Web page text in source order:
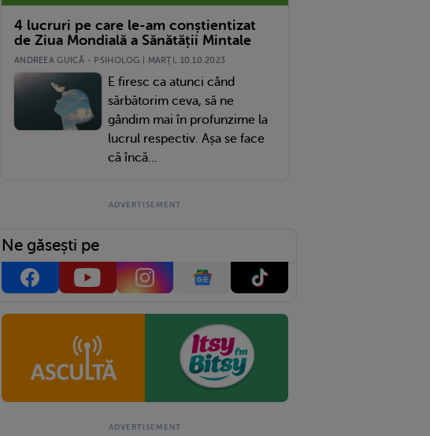
4 lucruri pe care le-am conștientizat
de Ziua Mondială a Sănătății Mintale
ANDREEA GUICĂ - PSIHOLOG | MARŢI, 10.10.2023
E firesc ca atunci când
sărbătorim ceva, să ne
gândim mai în profunzime la
lucrul respectiv. Așa se face
că încă...
Ne găsești pe